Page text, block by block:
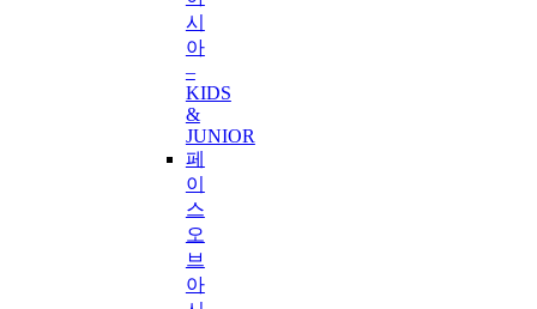
시
아
–
KIDS
&
JUNIOR
페
이
스
오
브
아